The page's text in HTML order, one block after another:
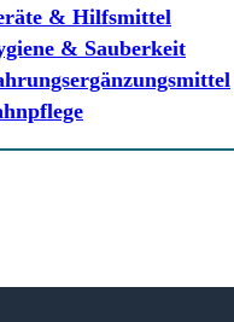
& Hilfsmittel
& Sauberkeit